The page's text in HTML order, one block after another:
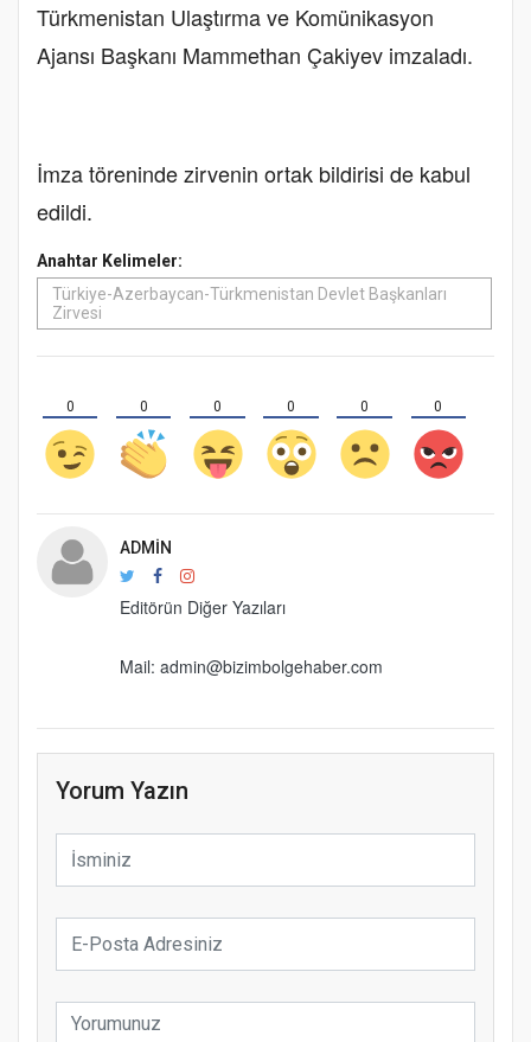
Türkmenistan Ulaştırma ve Komünikasyon
Ajansı Başkanı Mammethan Çakiyev imzaladı.
İmza töreninde zirvenin ortak bildirisi de kabul
edildi.
Anahtar Kelimeler:
Türkiye-Azerbaycan-Türkmenistan Devlet Başkanları
Zirvesi
0 0 0 0 0 0
ADMIN
Editörün Diğer Yazıları
Mail: admin@bizimbolgehaber.com
Yorum Yazın